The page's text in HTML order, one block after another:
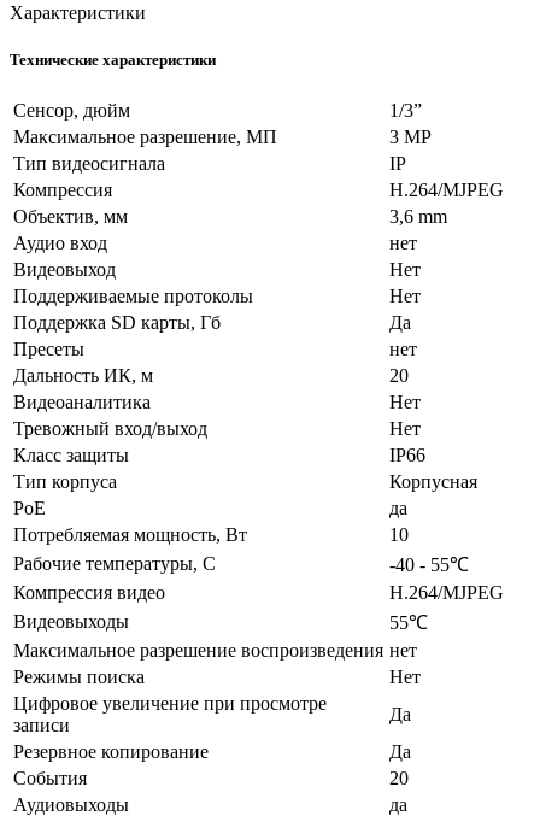
Характеристики
Технические характеристики
Сенсор, дюйм
1/3”
Максимальное разрешение, МП
3 MP
Тип видеосигнала
IP
Компрессия
H.264/MJPEG
Объектив, мм
3,6 mm
Аудио вход
нет
Видеовыход
Нет
Поддерживаемые протоколы
Нет
Поддержка SD карты, Гб
Да
Пресеты
нет
Дальность ИК, м
20
Видеоаналитика
Нет
Тревожный вход/выход
Нет
Класс защиты
IP66
Тип корпуса
Корпусная
PoE
да
Потребляемая мощность, Вт
10
Рабочие температуры, С
-40 - 55℃
Компрессия видео
H.264/MJPEG
Видеовыходы
55℃
Максимальное разрешение воспроизведения нет
Режимы поиска
Нет
Цифровое увеличение при просмотре
записи
Да
Резервное копирование
Да
События
20
Аудиовыходы
да